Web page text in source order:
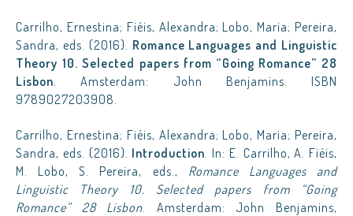
Carrilho, Ernestina; Fiéis, Alexandra; Lobo, Maria; Pereira,
Sandra, eds. (2016). Romance Languages and Linguistic
Theory 10. Selected papers from “Going Romance” 28
Lisbon. Amsterdam: John Benjamins. ISBN
9789027203908.
Carrilho, Ernestina; Fiéis, Alexandra; Lobo, Maria; Pereira,
Sandra, eds. (2016). Introduction. In: E. Carrilho, A. Fiéis,
M. Lobo, S. Pereira, eds., Romance Languages and
Linguistic Theory 10. Selected papers from “Going
Romance” 28 Lisbon. Amsterdam: John Benjamins,